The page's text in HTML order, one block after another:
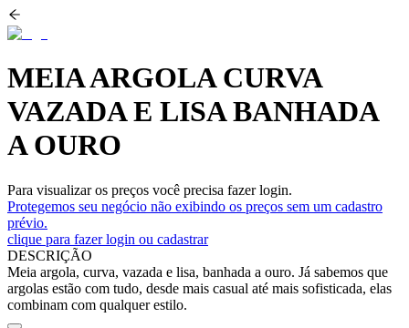
MEIA ARGOLA CURVA
VAZADA E LISA BANHADA
A OURO
Para visualizar os preços você precisa fazer login.
Protegemos seu negócio não exibindo os preços sem um cadastro
prévio.
clique para fazer login ou cadastrar
DESCRIÇÃO
Meia argola, curva, vazada e lisa, banhada a ouro. Já sabemos que
argolas estão com tudo, desde mais casual até mais sofisticada, elas
combinam com qualquer estilo.